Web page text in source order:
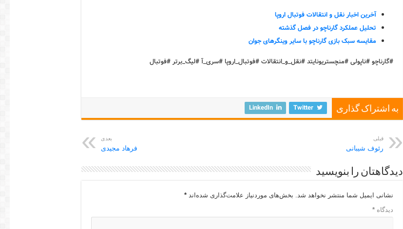
آخرین اخبار نقل و انتقالات فوتبال اروپا
تحلیل عملکرد گارناچو در فصل گذشته
مقایسه سبک بازی گارناچو با سایر وینگرهای جوان
#گارناچو #ناپولی #منچستریونایتد #نقل_و_انتقالات #فوتبال_اروپا #سری_آ #لیگ_برتر #فوتبال
به اشتراک گذاری Twitter
LinkedIn
قبلی
رئوف شیبانی
بعدی
فرهاد مجیدی
دیدگاهتان را بنویسید
نشانی ایمیل شما منتشر نخواهد شد. بخش‌های موردنیاز علامت‌گذاری شده‌اند *
دیدگاه *